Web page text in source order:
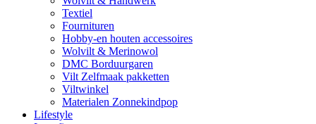
Textiel
Fournituren
Hobby-en houten accessoires
Wolvilt & Merinowol
DMC Borduurgaren
Vilt Zelfmaak pakketten
Viltwinkel
Materialen Zonnekindpop
Lifestyle